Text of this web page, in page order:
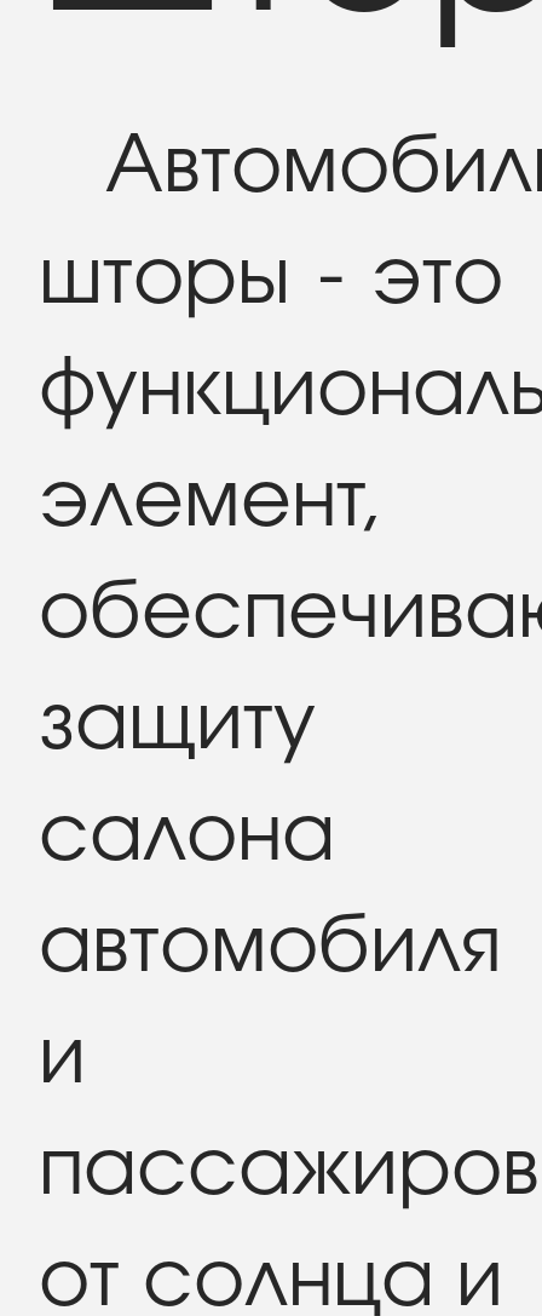
шторы - это
элемент,
защиту
салона
автомобиля
и
пассажиров
от солнца и